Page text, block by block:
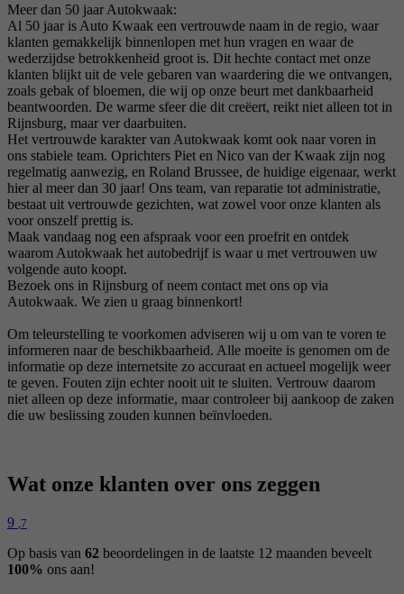
Meer dan 50 jaar Autokwaak:
Al 50 jaar is Auto Kwaak een vertrouwde naam in de regio, waar
klanten gemakkelijk binnenlopen met hun vragen en waar de
wederzijdse betrokkenheid groot is. Dit hechte contact met onze
klanten blijkt uit de vele gebaren van waardering die we ontvangen,
zoals gebak of bloemen, die wij op onze beurt met dankbaarheid
beantwoorden. De warme sfeer die dit creëert, reikt niet alleen tot in
Rijnsburg, maar ver daarbuiten.
Het vertrouwde karakter van Autokwaak komt ook naar voren in
ons stabiele team. Oprichters Piet en Nico van der Kwaak zijn nog
regelmatig aanwezig, en Roland Brussee, de huidige eigenaar, werkt
hier al meer dan 30 jaar! Ons team, van reparatie tot administratie,
bestaat uit vertrouwde gezichten, wat zowel voor onze klanten als
voor onszelf prettig is.
Maak vandaag nog een afspraak voor een proefrit en ontdek
waarom Autokwaak het autobedrijf is waar u met vertrouwen uw
volgende auto koopt.
Bezoek ons in Rijnsburg of neem contact met ons op via
Autokwaak. We zien u graag binnenkort!
Om teleurstelling te voorkomen adviseren wij u om van te voren te
informeren naar de beschikbaarheid. Alle moeite is genomen om de
informatie op deze internetsite zo accuraat en actueel mogelijk weer
te geven. Fouten zijn echter nooit uit te sluiten. Vertrouw daarom
niet alleen op deze informatie, maar controleer bij aankoop de zaken
die uw beslissing zouden kunnen beïnvloeden.
Wat onze klanten over ons zeggen
9 ,7
Op basis van 62 beoordelingen in de laatste 12 maanden beveelt
100% ons aan!